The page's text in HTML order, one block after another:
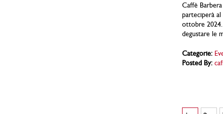
Caffè
parteciperà al
ottobre 2024.
degustare le
Categorie:
Posted By:
Pagina